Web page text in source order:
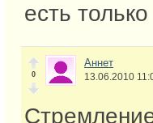
есть
0
Аннет
13.06.2010